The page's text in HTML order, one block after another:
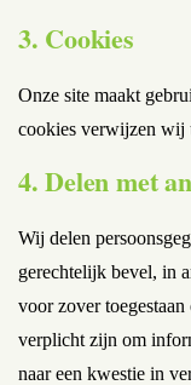
3. Cookies
Onze site maakt
cookies verwijzen wij
4. Delen met
Wij delen
gerechtelijk bevel, in
voor zover
verplicht zijn om
naar een kwestie in